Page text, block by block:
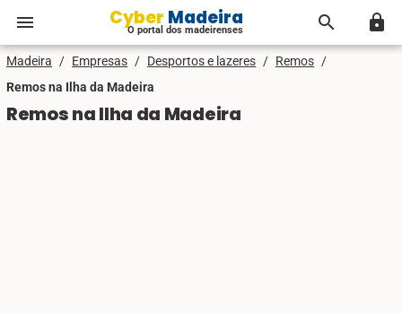
menu Cyber Madeira
O portal dos madeirenses search lock
Madeira / Empresas / Desportos e lazeres / Remos /
Remos na Ilha da Madeira
Remos na Ilha da Madeira